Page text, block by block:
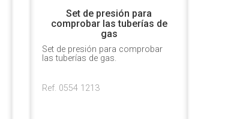
Set de presión para
comprobar las tuberías de
gas
Set de presión para comprobar
las tuberías de gas.
Ref. 0554 1213